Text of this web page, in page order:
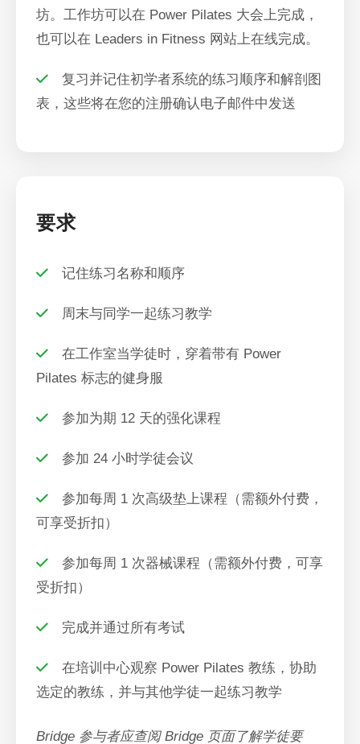
坊。工作坊可以在 Power Pilates 大会上完成，
也可以在 Leaders in Fitness 网站上在线完成。
复习并记住初学者系统的练习顺序和解剖图
表，这些将在您的注册确认电子邮件中发送
要求
记住练习名称和顺序
周末与同学一起练习教学
在工作室当学徒时，穿着带有 Power
Pilates 标志的健身服
参加为期 12 天的强化课程
参加 24 小时学徒会议
参加每周 1 次高级垫上课程（需额外付费，
可享受折扣）
参加每周 1 次器械课程（需额外付费，可享
受折扣）
完成并通过所有考试
在培训中心观察 Power Pilates 教练，协助
选定的教练，并与其他学徒一起练习教学
Bridge 参与者应查阅 Bridge 页面了解学徒要